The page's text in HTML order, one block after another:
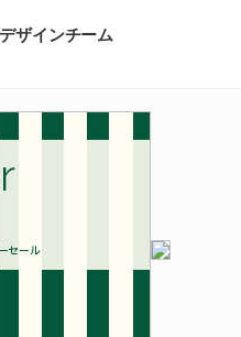
ザインチーム